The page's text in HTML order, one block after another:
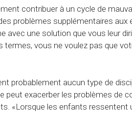
contribuer à un cycle de
problèmes supplémentaires aux
avec une solution que vous leur
termes, vous ne voulez pas que
probablement aucun type de
peut exacerber les problèmes de
«Lorsque les enfants ressentent